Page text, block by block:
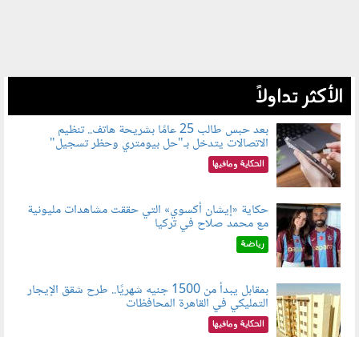
الأكثر تداولاً
080803.jpg
بعد حبس طالب 25 عامًا بشريحة هاتف.. تنظيم
الاتصالات يتدخل بـ"حل بيومتري وحظر تسجيل"
الحكاية ومافيها
080802.jpg
حكاية «إيشان أكسوي» التي حققت مشاهدات مليونية
مع محمد صلاح في تركيا
رياضة
080801.jpg
بمقابل يبدأ من 1500 جنيه شهريًا.. طرح شقق الإيجار
التمليكي في القاهرة المحافظات
الحكاية ومافيها